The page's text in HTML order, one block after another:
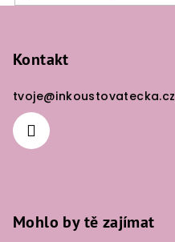
Kontakt
tvoje@inkoustovatecka.cz
Mohlo by tě zajímat